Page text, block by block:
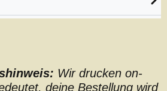
Wir drucken on-
deine Bestellung wird